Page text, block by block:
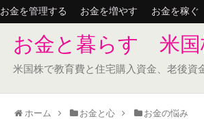
お金を管理する お金を増やす お金を稼ぐ
お金と暮らす 米国
米国株で教育費と住宅購入資金、老後資
ホーム お金と心 お金の悩み